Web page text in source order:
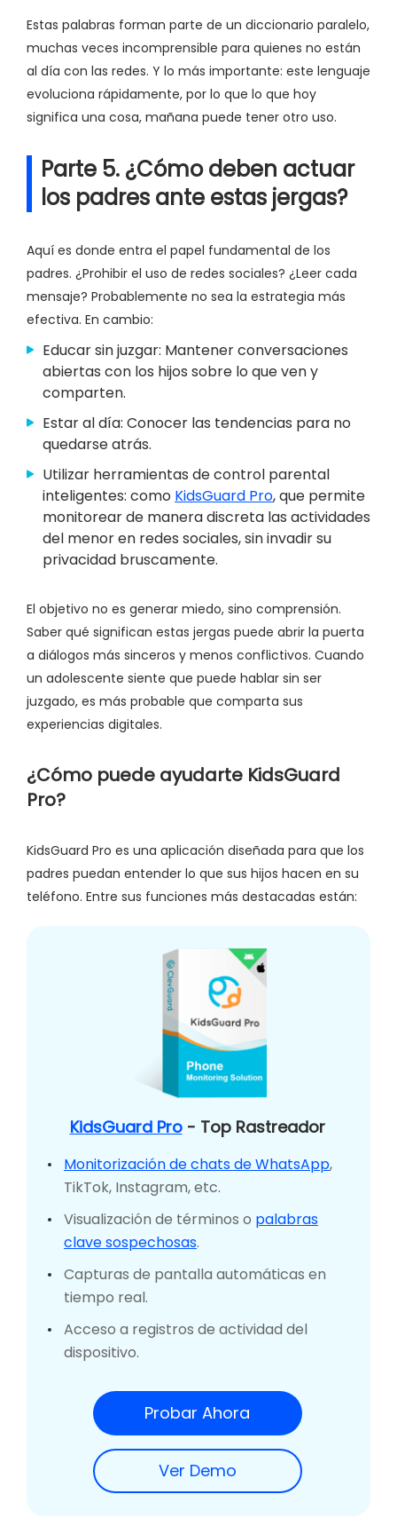
Estas palabras forman parte de un diccionario paralelo,
muchas veces incomprensible para quienes no están
al día con las redes. Y lo más importante: este lenguaje
evoluciona rápidamente, por lo que lo que hoy
significa una cosa, mañana puede tener otro uso.
Parte 5. ¿Cómo deben actuar
los padres ante estas jergas?
Aquí es donde entra el papel fundamental de los
padres. ¿Prohibir el uso de redes sociales? ¿Leer cada
mensaje? Probablemente no sea la estrategia más
efectiva. En cambio:
Educar sin juzgar: Mantener conversaciones
abiertas con los hijos sobre lo que ven y
comparten.
Estar al día: Conocer las tendencias para no
quedarse atrás.
Utilizar herramientas de control parental
inteligentes: como KidsGuard Pro, que permite
monitorear de manera discreta las actividades
del menor en redes sociales, sin invadir su
privacidad bruscamente.
El objetivo no es generar miedo, sino comprensión.
Saber qué significan estas jergas puede abrir la puerta
a diálogos más sinceros y menos conflictivos. Cuando
un adolescente siente que puede hablar sin ser
juzgado, es más probable que comparta sus
experiencias digitales.
¿Cómo puede ayudarte KidsGuard
Pro?
KidsGuard Pro es una aplicación diseñada para que los
padres puedan entender lo que sus hijos hacen en su
teléfono. Entre sus funciones más destacadas están:
KidsGuard Pro- Top Rastreador
Monitorización de chats de WhatsApp,
TikTok, Instagram, etc.
Visualización de términos o palabras
clave sospechosas.
Capturas de pantalla automáticas en
tiempo real.
Acceso a registros de actividad del
dispositivo.
Probar Ahora
Ver Demo